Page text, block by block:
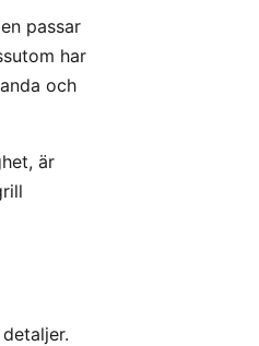
passar
har
och
är